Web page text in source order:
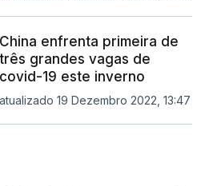
China enfrenta primeira de
três grandes vagas de
covid-19 este inverno
atualizado 19 Dezembro 2022, 13:47